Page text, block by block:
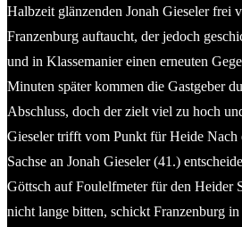
Halbzeit glänzenden Jonah Gieseler frei
Franzenburg auftaucht, der jedoch
und in Klassemanier einen erneuten
Minuten später kommen die Gastgeber
Abschluss, doch der zielt viel zu hoch
Gieseler trifft vom Punkt für Heide Nach
Sachse an Jonah Gieseler (41.)
Göttsch auf Foulelfmeter für den Heider
nicht lange bitten, schickt Franzenburg